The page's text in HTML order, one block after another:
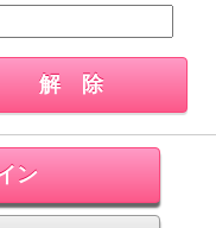
ン